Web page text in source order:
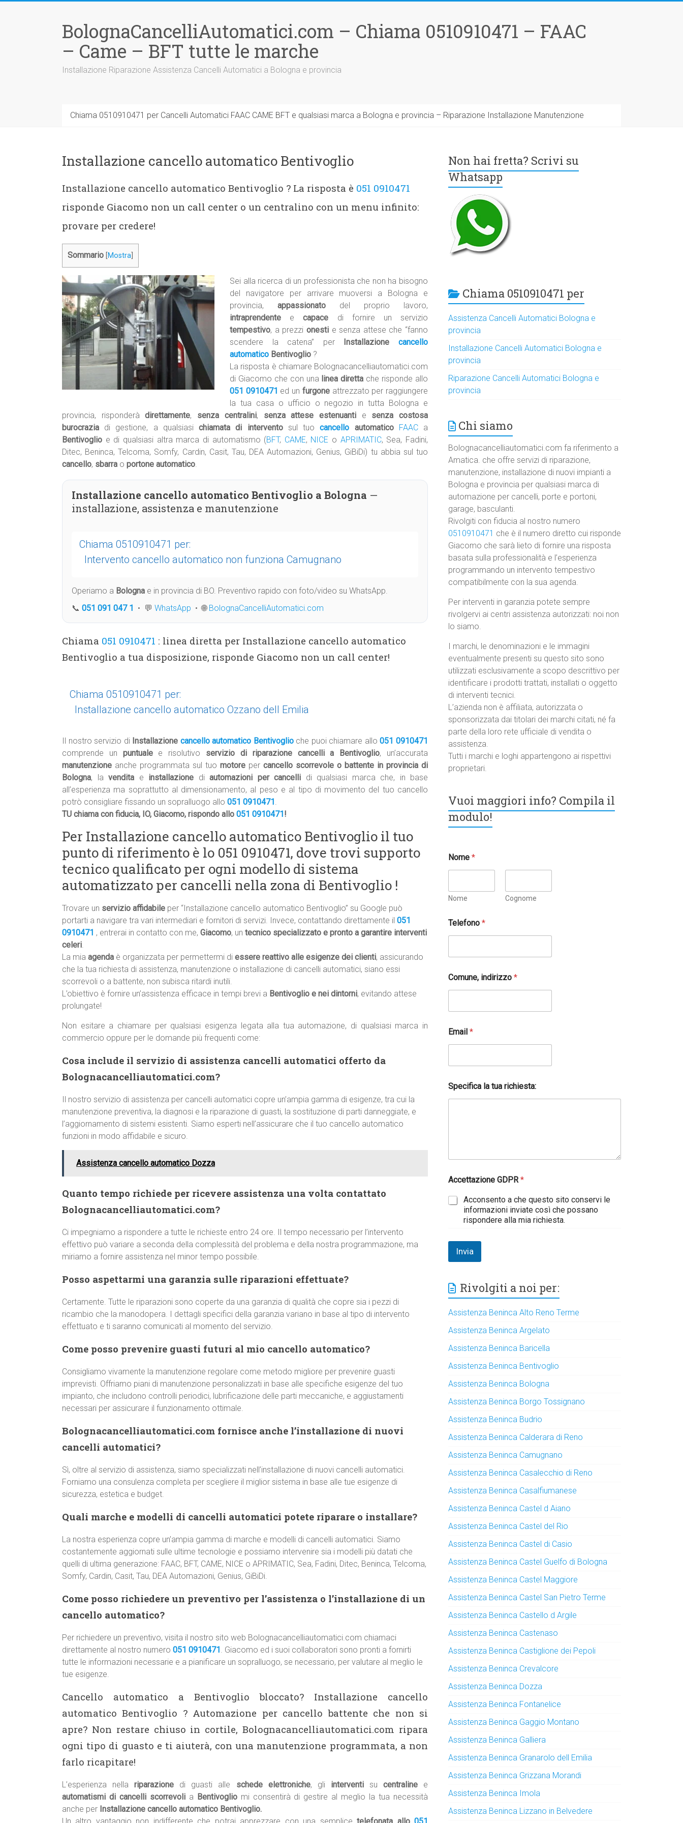
BolognaCancelliAutomatici.com – Chiama 0510910471 – FAAC
– Came – BFT tutte le marche
Installazione Riparazione Assistenza Cancelli Automatici a Bologna e provincia
Chiama 0510910471 per Cancelli Automatici FAAC CAME BFT e qualsiasi marca a Bologna e provincia – Riparazione Installazione Manutenzione
Installazione cancello automatico Bentivoglio
Installazione cancello automatico Bentivoglio ? La risposta è 051 0910471
risponde Giacomo non un call center o un centralino con un menu infinito:
provare per credere!
Sommario Mostra
Sei alla ricerca di un professionista che non ha bisogno
del navigatore per arrivare muoversi a Bologna e
provincia, appassionato del proprio lavoro,
intraprendente ecapace di fornire un servizio
tempestivo, a prezzi onestie senza attese che “fanno
scendere la catena” per
Installazionecancello
automatico Bentivoglio ?
La risposta è chiamare Bolognacancelliautomatici.com
di Giacomo che con una linea diretta che risponde allo
051 0910471 ed un furgoneattrezzato per raggiungere
la tua casa o ufficio o negozio in tutta Bologna e
provincia, risponderàdirettamente, senza centralini, senza attese estenuantie senza costosa
burocrazia di gestione, a qualsiasichiamata di interventosul tuocancello automatico FAACa
Bentivoglio e di qualsiasi altra marca di automatismo (BFT, CAME, NICE o APRIMATIC, Sea, Fadini,
Ditec, Beninca, Telcoma, Somfy, Cardin, Casit, Tau, DEA Automazioni, Genius, GiBiDi) tu abbia sul tuo
cancello, sbarra o portone automatico.
Installazione cancello automatico Bentivoglio a Bologna —
installazione, assistenza e manutenzione
Chiama 0510910471 per:
Intervento cancello automatico non funziona Camugnano
Operiamo a Bologna e in provincia di BO. Preventivo rapido con foto/video su WhatsApp.
📞 051 091 047 1 • 💬 WhatsApp • 🌐 BolognaCancelliAutomatici.com
Chiama 051 0910471 : linea diretta per Installazione cancello automatico
Bentivoglio a tua disposizione, risponde Giacomo non un call center!
Chiama 0510910471 per:
Installazione cancello automatico Ozzano dell Emilia
Il nostro servizio di Installazione cancello automatico Bentivoglioche puoi chiamare allo051 0910471
comprende un puntualee risolutivo servizio di riparazione cancelli a Bentivoglio, un’accurata
manutenzione anche programmata sul tuo motore per cancello scorrevole o battente in provincia di
Bologna, la vendita e installazione di automazioni per cancelli di qualsiasi marca che, in base
all’esperienza ma soprattutto al dimensionamento, al peso e al tipo di movimento del tuo cancello
potrò consigliare fissando un sopralluogo allo 051 0910471 .
TU chiama con fiducia, IO, Giacomo, rispondo allo 051 0910471 !
Per Installazione cancello automatico Bentivoglio il tuo
punto di riferimento è lo 051 0910471, dove trovi supporto
tecnico qualificato per ogni modello di sistema
automatizzato per cancelli nella zona di Bentivoglio !
Trovare un servizio affidabile per “Installazione cancello automatico Bentivoglio” su Google può
portarti a navigare tra vari intermediari e fornitori di servizi. Invece, contattando direttamente il 051
0910471 , entrerai in contatto con me, Giacomo, un tecnico specializzato e pronto a garantire interventi
celeri.
La mia agenda è organizzata per permettermi di essere reattivo alle esigenze dei clienti, assicurando
che la tua richiesta di assistenza, manutenzione o installazione di cancelli automatici, siano essi
scorrevoli o a battente, non subisca ritardi inutili.
L’obiettivo è fornire un’assistenza efficace in tempi brevi a Bentivoglio e nei dintorni, evitando attese
prolungate!
Non esitare a chiamare per qualsiasi esigenza legata alla tua automazione, di qualsiasi marca in
commercio oppure per le domande più frequenti come:
Cosa include il servizio di assistenza cancelli automatici offerto da
Bolognacancelliautomatici.com?
Il nostro servizio di assistenza per cancelli automatici copre un’ampia gamma di esigenze, tra cui la
manutenzione preventiva, la diagnosi e la riparazione di guasti, la sostituzione di parti danneggiate, e
l’aggiornamento di sistemi esistenti. Siamo esperti nell’assicurare che il tuo cancello automatico
funzioni in modo affidabile e sicuro.
Assistenza cancello automatico Dozza
Quanto tempo richiede per ricevere assistenza una volta contattato
Bolognacancelliautomatici.com?
Ci impegniamo a rispondere a tutte le richieste entro 24 ore. Il tempo necessario per l’intervento
effettivo può variare a seconda della complessità del problema e della nostra programmazione, ma
miriamo a fornire assistenza nel minor tempo possibile.
Posso aspettarmi una garanzia sulle riparazioni effettuate?
Certamente. Tutte le riparazioni sono coperte da una garanzia di qualità che copre sia i pezzi di
ricambio che la manodopera. I dettagli specifici della garanzia variano in base al tipo di intervento
effettuato e ti saranno comunicati al momento del servizio.
Come posso prevenire guasti futuri al mio cancello automatico?
Consigliamo vivamente la manutenzione regolare come metodo migliore per prevenire guasti
imprevisti. Offriamo piani di manutenzione personalizzati in base alle specifiche esigenze del tuo
impianto, che includono controlli periodici, lubrificazione delle parti meccaniche, e aggiustamenti
necessari per assicurare il funzionamento ottimale.
Bolognacancelliautomatici.com fornisce anche l’installazione di nuovi
cancelli automatici?
Sì, oltre al servizio di assistenza, siamo specializzati nell’installazione di nuovi cancelli automatici.
Forniamo una consulenza completa per scegliere il miglior sistema in base alle tue esigenze di
sicurezza, estetica e budget.
Quali marche e modelli di cancelli automatici potete riparare o installare?
La nostra esperienza copre un’ampia gamma di marche e modelli di cancelli automatici. Siamo
costantemente aggiornati sulle ultime tecnologie e possiamo intervenire sia i modelli più datati che
quelli di ultima generazione: FAAC, BFT, CAME, NICE o APRIMATIC, Sea, Fadini, Ditec, Beninca, Telcoma,
Somfy, Cardin, Casit, Tau, DEA Automazioni, Genius, GiBiDi.
Come posso richiedere un preventivo per l’assistenza o l’installazione di un
cancello automatico?
Per richiedere un preventivo, visita il nostro sito web Bolognacancelliautomatici.com chiamaci
direttamente al nostro numero 051 0910471 . Giacomo ed i suoi collaboratori sono pronti a fornirti
tutte le informazioni necessarie e a pianificare un sopralluogo, se necessario, per valutare al meglio le
tue esigenze.
Cancello automatico a Bentivoglio bloccato? Installazione cancello
automatico Bentivoglio ? Automazione per cancello battente che non si
apre? Non restare chiuso in cortile, Bolognacancelliautomatici.com ripara
ogni tipo di guasto e ti aiuterà, con una manutenzione programmata, a non
farlo ricapitare!
L’esperienza nellariparazione di guasti alle schede elettroniche, gli interventisu centralinee
automatismi di cancelli scorrevolia Bentivoglio mi consentirà di gestire al meglio la tua necessità
anche per Installazione cancello automatico Bentivoglio.
Non hai fretta? Scrivi su
Whatsapp
Chiama 0510910471 per
Assistenza Cancelli Automatici Bologna e
provincia
Installazione Cancelli Automatici Bologna e
provincia
Riparazione Cancelli Automatici Bologna e
provincia
Chi siamo
Bolognacancelliautomatici.com fa riferimento a
Amatica. che offre servizi di riparazione,
manutenzione, installazione di nuovi impianti a
Bologna e provincia per qualsiasi marca di
automazione per cancelli, porte e portoni,
garage, basculanti.
Rivolgiti con fiducia al nostro numero
0510910471 che è il numero diretto cui risponde
Giacomo che sarà lieto di fornire una risposta
basata sulla professionalità e l’esperienza
programmando un intervento tempestivo
compatibilmente con la sua agenda.
Per interventi in garanzia potete sempre
rivolgervi ai centri assistenza autorizzati: noi non
lo siamo.
I marchi, le denominazioni e le immagini
eventualmente presenti su questo sito sono
utilizzati esclusivamente a scopo descrittivo per
identificare i prodotti trattati, installati o oggetto
di interventi tecnici.
L’azienda non è affiliata, autorizzata o
sponsorizzata dai titolari dei marchi citati, né fa
parte della loro rete ufficiale di vendita o
assistenza.
Tutti i marchi e loghi appartengono ai rispettivi
proprietari.
Vuoi maggiori info? Compila il
modulo!
Nome*
Nome Cognome
Telefono*
Comune, indirizzo*
Email*
Specifica la tua richiesta:
Accettazione GDPR*
Acconsento a che questo sito conservi le
informazioni inviate così che possano
rispondere alla mia richiesta.
Invia
Rivolgiti a noi per:
Assistenza Beninca Alto Reno Terme
Assistenza Beninca Argelato
Assistenza Beninca Baricella
Assistenza Beninca Bentivoglio
Assistenza Beninca Bologna
Assistenza Beninca Borgo Tossignano
Assistenza Beninca Budrio
Assistenza Beninca Calderara di Reno
Assistenza Beninca Camugnano
Assistenza Beninca Casalecchio di Reno
Assistenza Beninca Casalfiumanese
Assistenza Beninca Castel d Aiano
Assistenza Beninca Castel del Rio
Assistenza Beninca Castel di Casio
Assistenza Beninca Castel Guelfo di Bologna
Assistenza Beninca Castel Maggiore
Assistenza Beninca Castel San Pietro Terme
Assistenza Beninca Castello d Argile
Assistenza Beninca Castenaso
Assistenza Beninca Castiglione dei Pepoli
Assistenza Beninca Crevalcore
Assistenza Beninca Dozza
Assistenza Beninca Fontanelice
Assistenza Beninca Gaggio Montano
Assistenza Beninca Galliera
Assistenza Beninca Granarolo dell Emilia
Assistenza Beninca Grizzana Morandi
Assistenza Beninca Imola
Assistenza Beninca Lizzano in Belvedere